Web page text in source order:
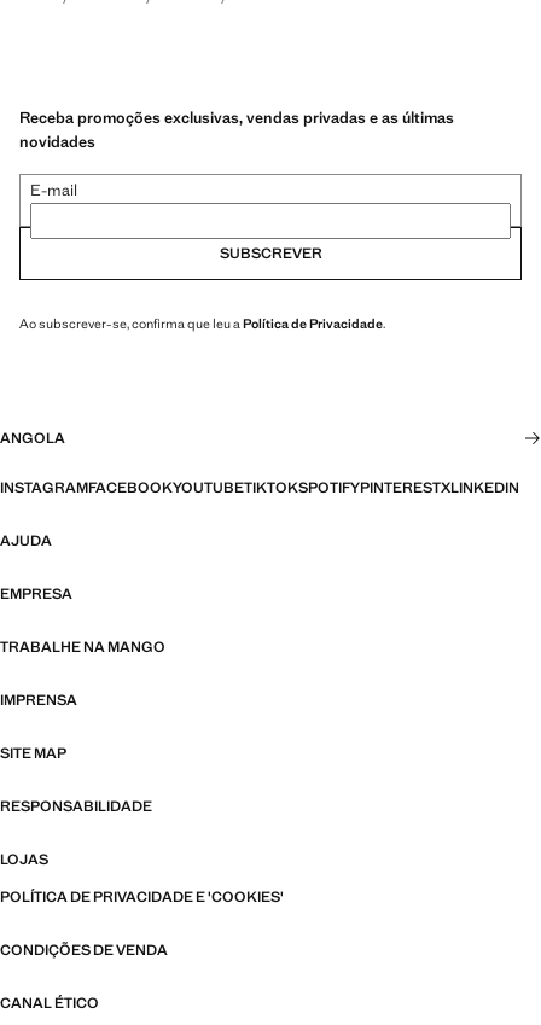
Receba promoções exclusivas, vendas privadas e as últimas
novidades
E-mail
SUBSCREVER
Ao subscrever-se, confirma que leu a Política de Privacidade.
ANGOLA
INSTAGRAMFACEBOOKYOUTUBETIKTOKSPOTIFYPINTERESTXLINKEDIN
AJUDA
EMPRESA
TRABALHE NA MANGO
IMPRENSA
SITE MAP
RESPONSABILIDADE
LOJAS
POLÍTICA DE PRIVACIDADE E 'COOKIES'
CONDIÇÕES DE VENDA
CANAL ÉTICO